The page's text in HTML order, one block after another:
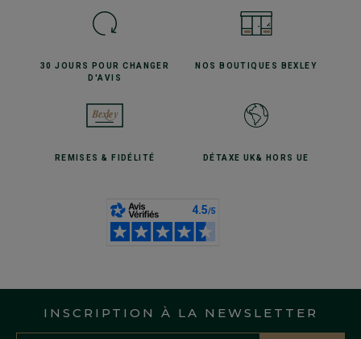
30 JOURS POURCHANGER
D'AVIS
NOS BOUTIQUES BEXLEY
REMISES& FIDÉLITÉ DÉTAXE UK& HORS UE
INSCRIPTION À LA NEWSLETTER